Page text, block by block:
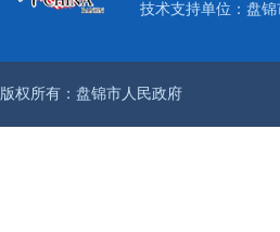
技术支持单位：盘
版权所有：盘锦市人民政府